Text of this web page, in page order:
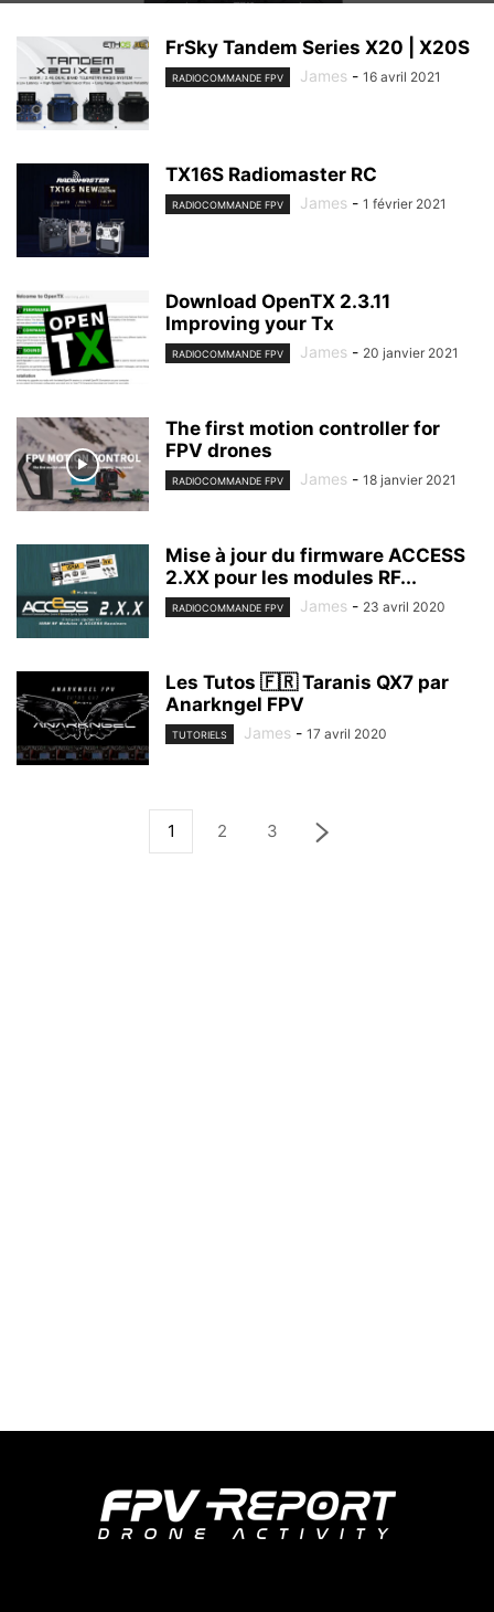
FrSky Tandem Series X20 | X20S
RADIOCOMMANDE FPV James - 16 avril 2021
TX16S Radiomaster RC
RADIOCOMMANDE FPV James - 1 février 2021
Download OpenTX 2.3.11
Improving your Tx
RADIOCOMMANDE FPV James - 20 janvier 2021
The first motion controller for
FPV drones
RADIOCOMMANDE FPV James - 18 janvier 2021
Mise à jour du firmware ACCESS
2.XX pour les modules RF...
RADIOCOMMANDE FPV James - 23 avril 2020
Les Tutos 🇫🇷 Taranis QX7 par
Anarkngel FPV
TUTORIELS James - 17 avril 2020
1 2 3